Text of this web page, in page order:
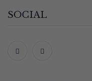
SOCIAL